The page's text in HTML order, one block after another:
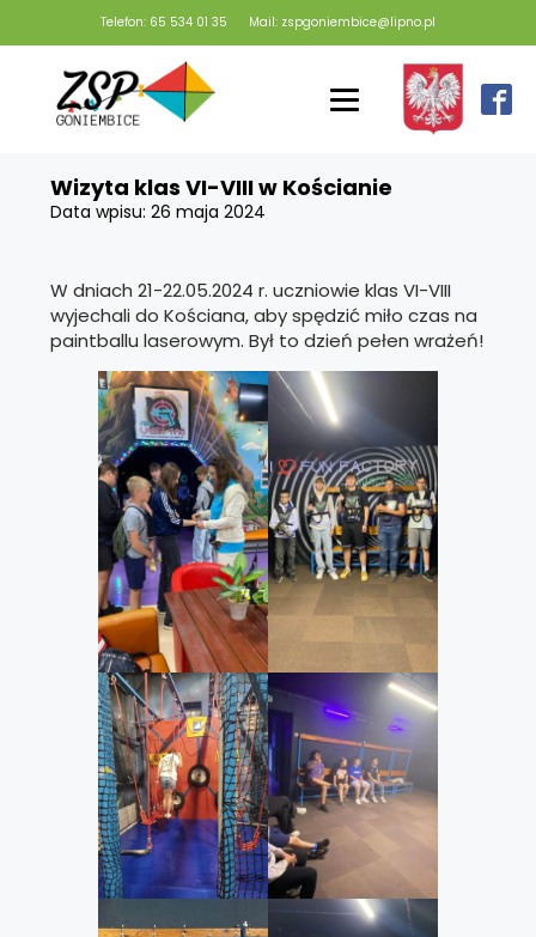
Telefon: 65 534 01 35 Mail: zspgoniembice@lipno.pl
Wizyta klas VI-VIII w Kościanie
Data wpisu:26 maja 2024
W dniach 21-22.05.2024 r. uczniowie klas VI-VIII
wyjechali do Kościana, aby spędzić miło czas na
paintballu laserowym. Był to dzień pełen wrażeń!